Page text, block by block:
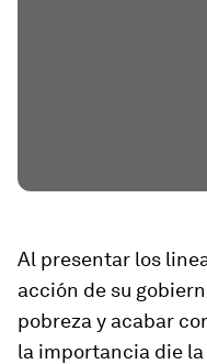
Al presentar los
acción de su
pobreza y acabar
la importancia die